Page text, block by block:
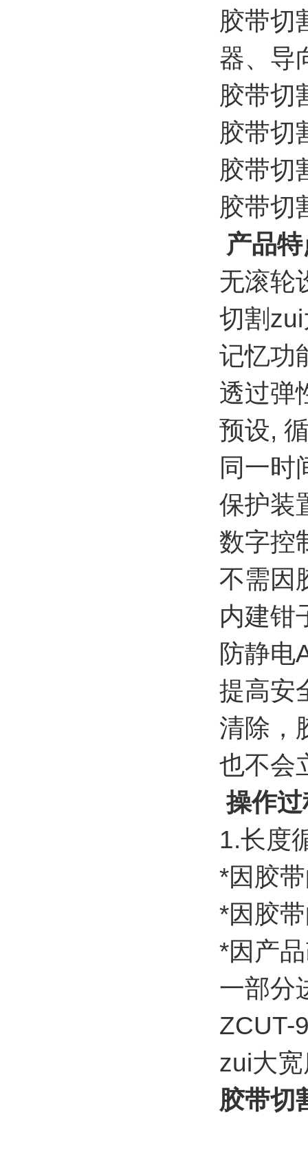
胶带切
器、导
胶带切
胶带切
胶带切
胶带切
产品
无滚轮
切割
记忆功
透过弹
预设,
同一时
保护装
数字控
不需因
内建钳
防静电
提高安
清除，
也不会
操作
1.长度
*因胶
*因胶
*因产
一部分
ZCUT-
zui大
胶带切